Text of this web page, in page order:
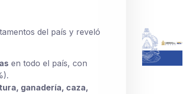
del país y reveló
en todo el país, con
ganadería, caza,